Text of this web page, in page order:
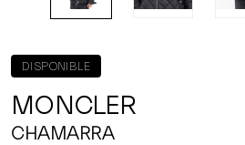
DISPONIBLE
MONCLER
CHAMARRA